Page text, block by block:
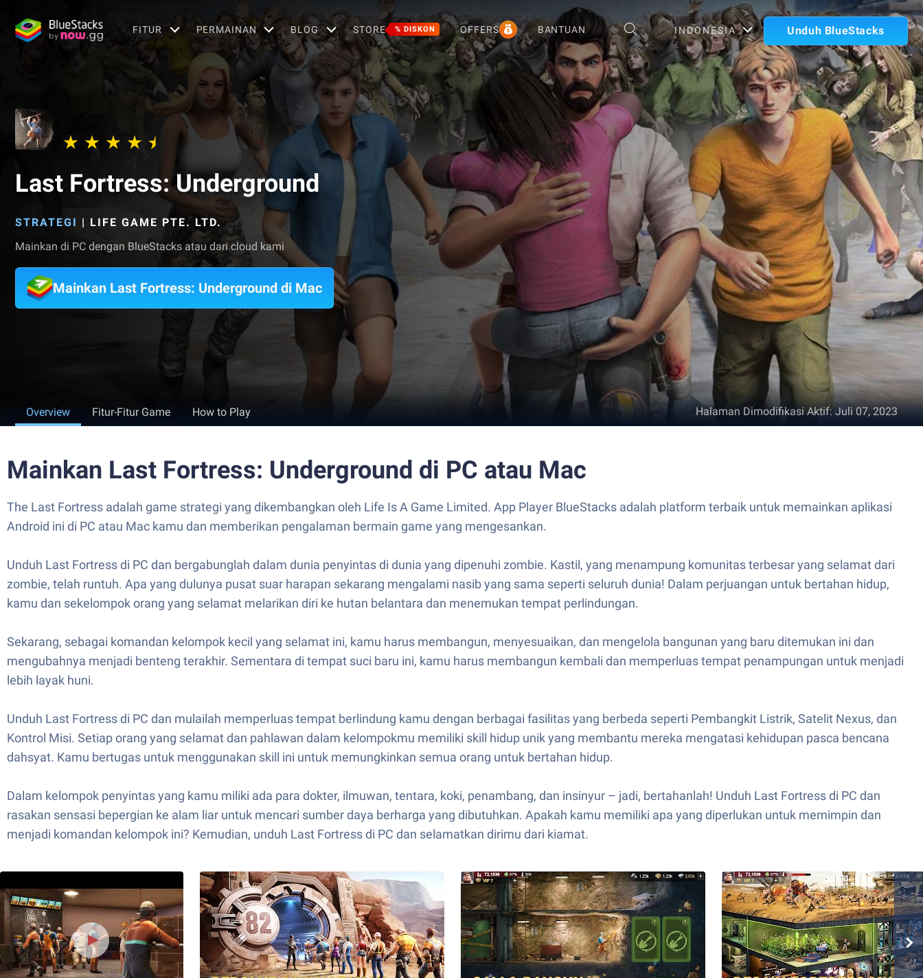
FITUR PERMAINAN BLOG STORE % DISKON OFFERS BANTUAN INDONESIA Unduh BlueStacks
Last Fortress: Underground
STRATEGI | LIFE GAME PTE. LTD.
Mainkan di PC dengan BlueStacks atau dari cloud kami
Mainkan Last Fortress: Underground di Mac
Overview Fitur-Fitur Game How to Play Halaman Dimodifikasi Aktif: Juli 07, 2023
Mainkan Last Fortress: Underground di PC atau Mac
The Last Fortress adalah game strategi yang dikembangkan oleh Life Is A Game Limited. App Player BlueStacks adalah platform terbaik untuk memainkan aplikasi
Android ini di PC atau Mac kamu dan memberikan pengalaman bermain game yang mengesankan.
Unduh Last Fortress di PC dan bergabunglah dalam dunia penyintas di dunia yang dipenuhi zombie. Kastil, yang menampung komunitas terbesar yang selamat dari
zombie, telah runtuh. Apa yang dulunya pusat suar harapan sekarang mengalami nasib yang sama seperti seluruh dunia! Dalam perjuangan untuk bertahan hidup,
kamu dan sekelompok orang yang selamat melarikan diri ke hutan belantara dan menemukan tempat perlindungan.
Sekarang, sebagai komandan kelompok kecil yang selamat ini, kamu harus membangun, menyesuaikan, dan mengelola bangunan yang baru ditemukan ini dan
mengubahnya menjadi benteng terakhir. Sementara di tempat suci baru ini, kamu harus membangun kembali dan memperluas tempat penampungan untuk menjadi
lebih layak huni.
Unduh Last Fortress di PC dan mulailah memperluas tempat berlindung kamu dengan berbagai fasilitas yang berbeda seperti Pembangkit Listrik, Satelit Nexus, dan
Kontrol Misi. Setiap orang yang selamat dan pahlawan dalam kelompokmu memiliki skill hidup unik yang membantu mereka mengatasi kehidupan pasca bencana
dahsyat. Kamu bertugas untuk menggunakan skill ini untuk memungkinkan semua orang untuk bertahan hidup.
Dalam kelompok penyintas yang kamu miliki ada para dokter, ilmuwan, tentara, koki, penambang, dan insinyur – jadi, bertahanlah! Unduh Last Fortress di PC dan
rasakan sensasi bepergian ke alam liar untuk mencari sumber daya berharga yang dibutuhkan. Apakah kamu memiliki apa yang diperlukan untuk memimpin dan
menjadi komandan kelompok ini? Kemudian, unduh Last Fortress di PC dan selamatkan dirimu dari kiamat.